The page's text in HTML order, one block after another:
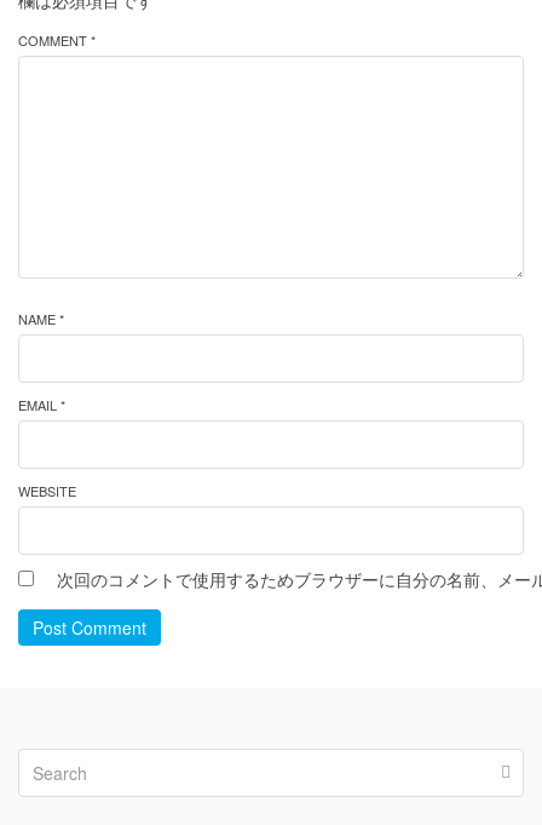
COMMENT *
NAME *
EMAIL *
WEBSITE
次回のコメントで使用するためブラウザーに自分の名前、メー
Post Comment